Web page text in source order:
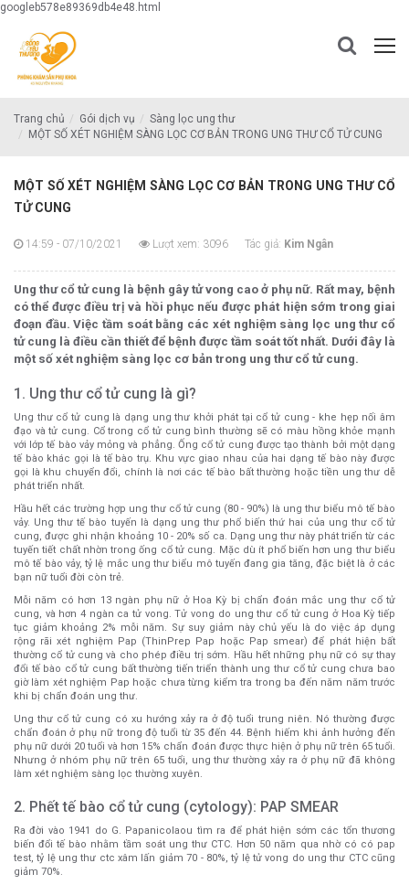
googleb578e89369db4e48.html
Trang chủ Gói dịch vụ
Sàng lọc ung thư
MỘT SỐ XÉT NGHIỆM SÀNG LỌC CƠ BẢN TRONG UNG THƯ CỔ TỬ CUNG
MỘT SỐ XÉT NGHIỆM SÀNG LỌC CƠ BẢN TRONG UNG THƯ CỔ
TỬ CUNG
14:59 - 07/10/2021 Lượt xem: 3096 Tác giả: Kim Ngân
Ung thư cổ tử cung là bệnh gây tử vong cao ở phụ nữ. Rất may, bệnh
có thể được điều trị và hồi phục nếu được phát hiện sớm trong giai
đoạn đầu. Việc tầm soát bằng các xét nghiệm sàng lọc ung thư cổ
tử cung là điều cần thiết để bệnh được tầm soát tốt nhất. Dưới đây là
một số xét nghiệm sàng lọc cơ bản trong ung thư cổ tử cung.
1. Ung thư cổ tử cung là gì?
Ung thư cổ tử cung là dạng ung thư khởi phát tại cổ tử cung - khe hẹp nối âm
đạo và tử cung. Cổ trong cổ tử cung bình thường sẽ có màu hồng khỏe mạnh
với lớp tế bào vảy mỏng và phẳng. Ống cổ tử cung được tạo thành bởi một dạng
tế bào khác gọi là tế bào trụ. Khu vực giao nhau của hai dạng tế bào này được
gọi là khu chuyển đổi, chính là nơi các tế bào bất thường hoặc tiền ung thư dễ
phát triển nhất.
Hầu hết các trường hợp ung thư cổ tử cung (80 - 90%) là ung thư biểu mô tế bào
vảy. Ung thư tế bào tuyến là dạng ung thư phổ biến thứ hai của ung thư cổ tử
cung, được ghi nhận khoảng 10 - 20% số ca. Dạng ung thư này phát triển từ các
tuyến tiết chất nhờn trong ống cổ tử cung. Mặc dù ít phổ biến hơn ung thư biểu
mô tế bào vảy, tỷ lệ mắc ung thư biểu mô tuyến đang gia tăng, đặc biệt là ở các
bạn nữ tuổi đời còn trẻ.
Mỗi năm có hơn 13 ngàn phụ nữ ở Hoa Kỳ bị chẩn đoán mắc ung thư cổ tử
cung, và hơn 4 ngàn ca tử vong. Tử vong do ung thư cổ tử cung ở Hoa Kỳ tiếp
tục giảm khoảng 2% mỗi năm. Sự suy giảm này chủ yếu là do việc áp dụng
rộng rãi xét nghiệm Pap (ThinPrep Pap hoặc Pap smear) để phát hiện bất
thường cổ tử cung và cho phép điều trị sớm. Hầu hết những phụ nữ có sự thay
đổi tế bào cổ tử cung bất thường tiến triển thành ung thư cổ tử cung chưa bao
giờ làm xét nghiệm Pap hoặc chưa từng kiểm tra trong ba đến năm năm trước
khi bị chẩn đoán ung thư.
Ung thư cổ tử cung có xu hướng xảy ra ở độ tuổi trung niên. Nó thường được
chẩn đoán ở phụ nữ trong độ tuổi từ 35 đến 44. Bệnh hiếm khi ảnh hưởng đến
phụ nữ dưới 20 tuổi và hơn 15% chẩn đoán được thực hiện ở phụ nữ trên 65 tuổi.
Nhưng ở nhóm phụ nữ trên 65 tuổi, ung thư thường xảy ra ở phụ nữ đã không
làm xét nghiệm sàng lọc thường xuyên.
2. Phết tế bào cổ tử cung (cytology): PAP SMEAR
Ra đời vào 1941 do G. Papanicolaou tìm ra để phát hiện sớm các tổn thương
biến đổi tế bào nhằm tầm soát ung thư CTC. Hơn 50 năm qua nhờ có có pap
test, tỷ lệ ung thư ctc xâm lấn giảm 70 - 80%, tỷ lệ tử vong do ung thư CTC cũng
giảm 70%.